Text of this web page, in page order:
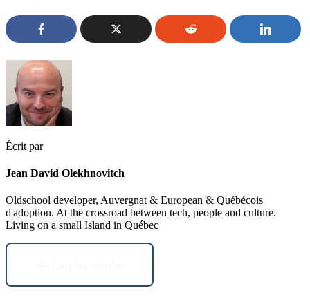
Écrit par
Jean David Olekhnovitch
Oldschool developer, Auvergnat & European & Québécois
d'adoption. At the crossroad between tech, people and culture.
Living on a small Island in Québec